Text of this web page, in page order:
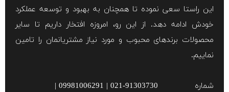
این راستا سعی نموده تا همچنان به بهبود و توسعه عملکرد
خودش ادامه دهد. از این رو، امروزه افتخار داریم تا سایر
محصولات برند‌های محبوب و مورد نیاز مشتریانمان را تامین
نماییم.
شماره
021-91303730 | 09981006291 |